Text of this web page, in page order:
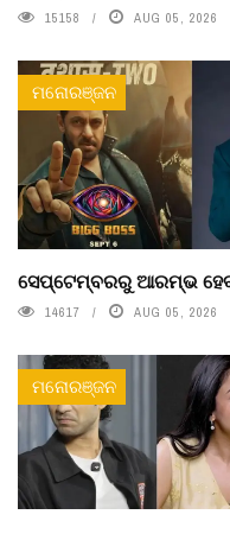
15158 AUG 05, 2026
ମନୋରଞ୍ଜନ
ସେପ୍ଟେମ୍ବରରୁ ଆରମ୍ଭ
14617 AUG 05, 2026
ମନୋରଞ୍ଜନ